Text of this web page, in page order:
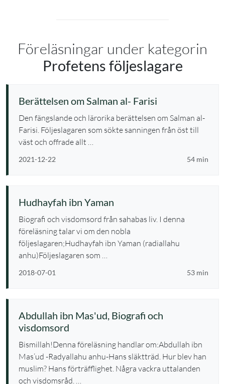
Föreläsningar under kategorin
Profetens följeslagare
Berättelsen om Salman al- Farisi
Den fängslande och lärorika berättelsen om Salman al-
Farisi. Följeslagaren som sökte sanningen från öst till
väst och offrade allt …
2021-12-22 54 min
Hudhayfah ibn Yaman
Biografi och visdomsord från sahabas liv. I denna
föreläsning talar vi om den nobla
följeslagaren;Hudhayfah ibn Yaman (radiallahu
anhu)Följeslagaren som …
2018-07-01 53 min
Abdullah ibn Mas'ud, Biografi och
visdomsord
Bismillah!Denna föreläsning handlar om:Abdullah ibn
Mas’ud -Radyallahu anhu-Hans släktträd. Hur blev han
muslim? Hans förträfflighet. Några vackra uttalanden
och visdomsråd. …